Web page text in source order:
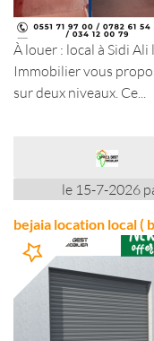
À louer : local à Sidi
Immobilier vous
sur deux niveaux. Ce...
le 15-7-2026
bejaia location local (